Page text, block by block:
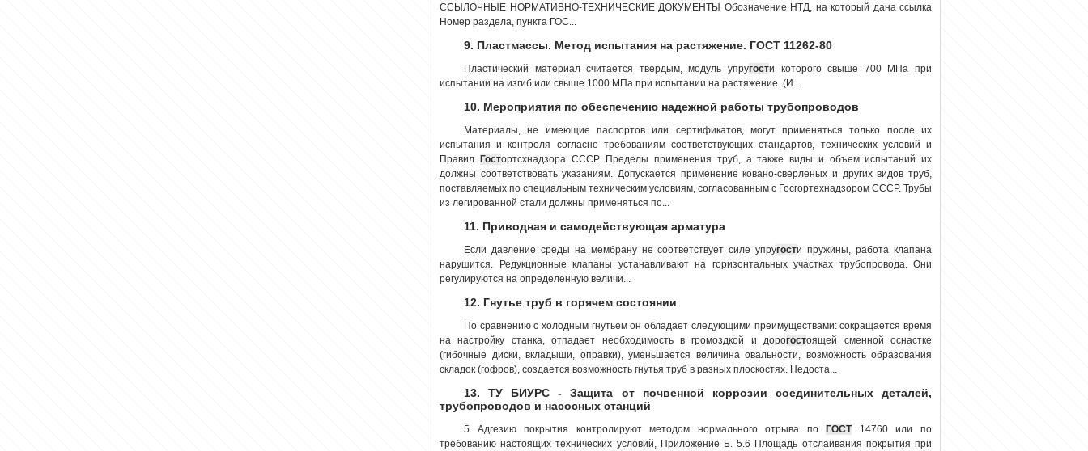
ССЫЛОЧНЫЕ НОРМАТИВНО-ТЕХНИЧЕСКИЕ ДОКУМЕНТЫ Обозначение НТД, на который дана ссылка
Номер раздела, пункта ГОС...
9. Пластмассы. Метод испытания на растяжение. ГОСТ 11262-80
Пластический материал считается твердым, модуль упругости которого свыше 700 МПа при
испытании на изгиб или свыше 1000 МПа при испытании на растяжение. (И...
10. Мероприятия по обеспечению надежной работы трубопроводов
Материалы, не имеющие паспортов или сертификатов, могут применяться только после их
испытания и контроля согласно требованиям соответствующих стандартов, технических условий и
Правил Гостортсхнадзора СССР. Пределы применения труб, а также виды и объем испытаний их
должны соответствовать указаниям. Допускается применение ковано-сверленых и других видов труб,
поставляемых по специальным техническим условиям, согласованным с Госгортехнадзором СССР. Трубы
из легированной стали должны применяться по...
11. Приводная и самодействующая арматура
Если давление среды на мембрану не соответствует силе упругости пружины, работа клапана
нарушится. Редукционные клапаны устанавливают на горизонтальных участках трубопровода. Они
регулируются на определенную величи...
12. Гнутье труб в горячем состоянии
По сравнению с холодным гнутьем он обладает следующими преимуществами: сокращается время
на настройку станка, отпадает необходимость в громоздкой и дорогостоящей сменной оснастке
(гибочные диски, вкладыши, оправки), уменьшается величина овальности, возможность образования
складок (гофров), создается возможность гнутья труб в разных плоскостях. Недоста...
13. ТУ БИУРС - Защита от почвенной коррозии соединительных деталей,
трубопроводов и насосных станций
5 Адгезию покрытия контролируют методом нормального отрыва поГОСТ14760 или по
требованию настоящих технических условий, Приложение Б. 5.6 Площадь отслаивания покрытия при